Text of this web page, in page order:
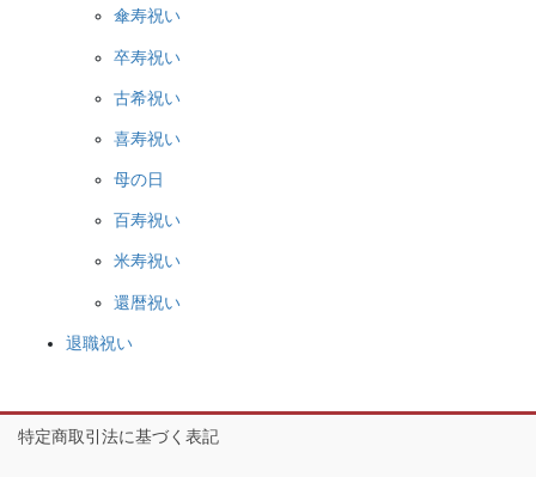
傘寿祝い
卒寿祝い
古希祝い
喜寿祝い
母の日
百寿祝い
米寿祝い
還暦祝い
退職祝い
特定商取引法に基づく表記